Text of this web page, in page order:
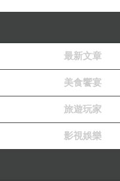
精神上放鬆一下。
最新文章
美食饗宴
旅遊玩家
影視娛樂